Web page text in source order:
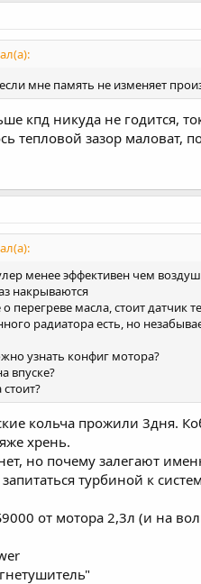
мне память не изменяет
кпд никуда не годится,
тепловой зазор маловат,
менее эффективен чем
накрываются
перегреве масла, стоит датчик
радиатора есть, но
узнать конфиг мотора?
впуске?
кольча прожили 3дня.
хрень.
но почему залегают
турбиной к
от мотора 2,3л (и на